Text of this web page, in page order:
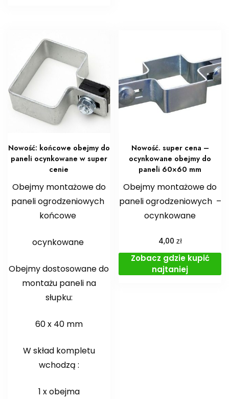
Nowość: końcowe obejmy do
paneli ocynkowane w super
cenie
Obejmy montażowe do
paneli ogrodzeniowych
końcowe
ocynkowane
Obejmy dostosowane do
montażu paneli na
słupku:
60 x 40 mm
W skład kompletu
wchodzą :
1 x obejma
Nowość. super cena –
ocynkowane obejmy do
paneli 60×60 mm
Obejmy montażowe do
paneli ogrodzeniowych –
ocynkowane
4,00 zł
Zobacz gdzie kupić
najtaniej